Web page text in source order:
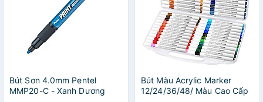
Bút Sơn 4.0mm Pentel
MMP20-C - Xanh Dương
Bút Màu Acrylic Marker
12/24/36/48/ Màu Cao Cấp